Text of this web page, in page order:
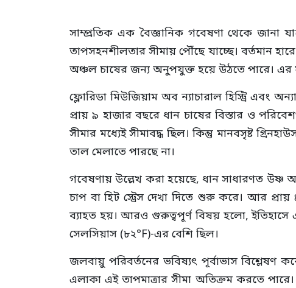
সাম্প্রতিক এক বৈজ্ঞানিক গবেষণা থেকে জানা
তাপসহনশীলতার সীমায় পৌঁছে যাচ্ছে। বর্তমান
অঞ্চল চাষের জন্য অনুপযুক্ত হয়ে উঠতে পারে। এর
ফ্লোরিডা মিউজিয়াম অব ন্যাচারাল হিস্ট্রি এবং
প্রায় ৯ হাজার বছরে ধান চাষের বিস্তার ও
সীমার মধ্যেই সীমাবদ্ধ ছিল। কিন্তু মানবসৃষ্ট
তাল মেলাতে পারছে না।
গবেষণায় উল্লেখ করা হয়েছে, ধান সাধারণত
চাপ বা হিট স্ট্রেস দেখা দিতে শুরু করে। আর
ব্যাহত হয়। আরও গুরুত্বপূর্ণ বিষয় হলো, ইতিহাসে
সেলসিয়াস (৮২°F)-এর বেশি ছিল।
জলবায়ু পরিবর্তনের ভবিষ্যৎ পূর্বাভাস বিশ্লেষণ
এলাকা এই তাপমাত্রার সীমা অতিক্রম করতে